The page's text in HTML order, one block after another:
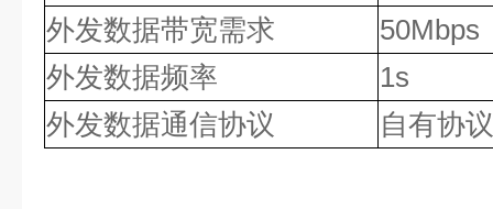
外发数据带宽需求
50Mbps
外发数据频率
1s
外发数据通信协议
自有协议